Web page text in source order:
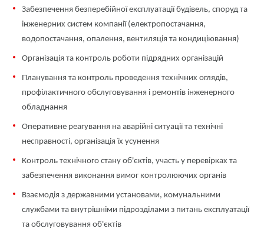
Забезпечення безперебійної експлуатації будівель, споруд та
інженерних систем компанії (електропостачання,
водопостачання, опалення, вентиляція та кондиціювання)
Організація та контроль роботи підрядних організацій
Планування та контроль проведення технічних оглядів,
профілактичного обслуговування і ремонтів інженерного
обладнання
Оперативне реагування на аварійні ситуації та технічні
несправності, організація їх усунення
Контроль технічного стану об'єктів, участь у перевірках та
забезпечення виконання вимог контролюючих органів
Взаємодія з державними установами, комунальними
службами та внутрішніми підрозділами з питань експлуатації
та обслуговування об'єктів